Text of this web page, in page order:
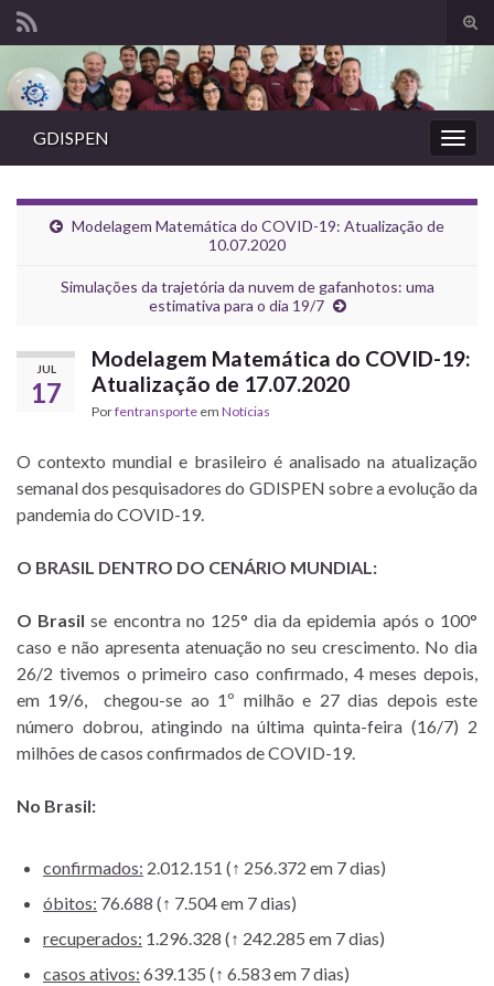
de
Search for:
GDISPEN
Modelagem Matemática do COVID-19: Atualização de
10.07.2020
Simulações da trajetória da nuvem de gafanhotos: uma
estimativa para o dia 19/7
JUL
17
Modelagem Matemática do COVID-19:
Atualização de 17.07.2020
Porfentransporte em Notícias
O contexto mundial e brasileiro é analisado na atualização
semanal dos pesquisadores do GDISPEN sobre a evolução da
pandemia do COVID-19.
O BRASIL DENTRO DO CENÁRIO MUNDIAL:
O Brasilse encontra no 125° dia da epidemia após o 100°
caso e não apresenta atenuação no seu crescimento. No dia
26/2 tivemos o primeiro caso confirmado, 4 meses depois,
em 19/6, chegou-se ao 1º milhão e 27 dias depois este
número dobrou, atingindo na última quinta-feira (16/7) 2
milhões de casos confirmados de COVID-19.
No Brasil:
confirmados: 2.012.151 (↑ 256.372 em 7 dias)
óbitos: 76.688 (↑ 7.504 em 7 dias)
recuperados: 1.296.328 (↑ 242.285 em 7 dias)
casos ativos: 639.135 (↑ 6.583 em 7 dias)